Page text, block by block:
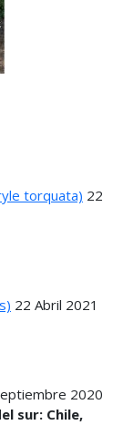
torquata) 22
22 Abril 2021
2020
sur: Chile,